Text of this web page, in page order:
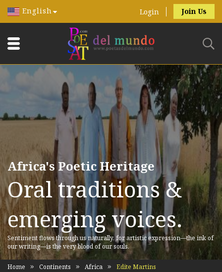
English Login Join Us
Africa's Poetic Heritage
Oral traditions &
emerging voices.
Sentiment flows through us naturally, for artistic expression—the ink of
our writing—is the very blood of our souls.
Home Continents Africa Edite Martins